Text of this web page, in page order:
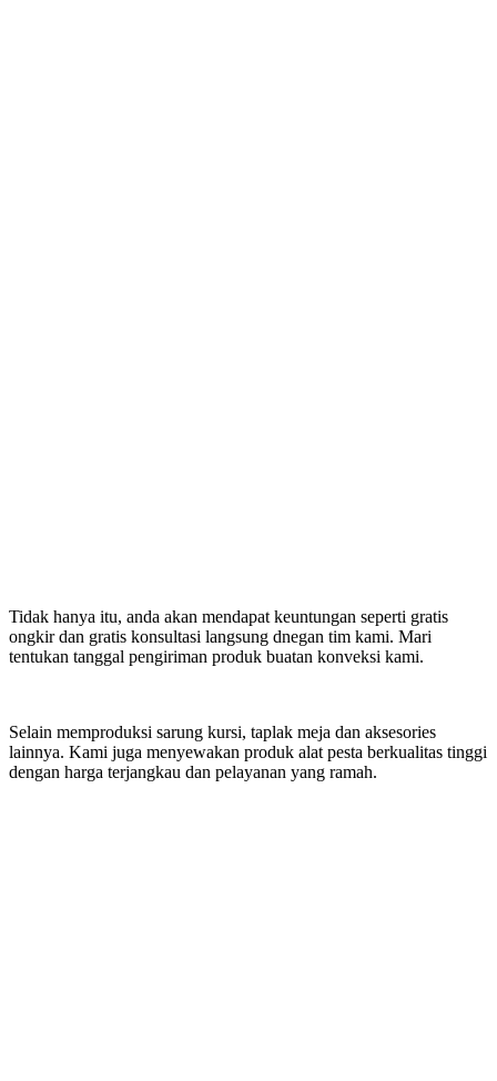
Tidak hanya itu, anda akan mendapat keuntungan seperti gratis
ongkir dan gratis konsultasi langsung dnegan tim kami. Mari
tentukan tanggal pengiriman produk buatan konveksi kami.
Selain memproduksi sarung kursi, taplak meja dan aksesories
lainnya. Kami juga menyewakan produk alat pesta berkualitas tinggi
dengan harga terjangkau dan pelayanan yang ramah.